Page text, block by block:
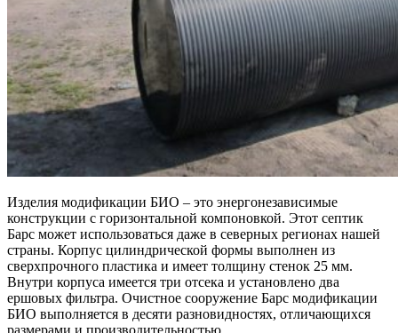
Изделия модификации БИО – это энергонезависимые
конструкции с горизонтальной компоновкой. Этот септик
Барс может использоваться даже в северных регионах нашей
страны. Корпус цилиндрической формы выполнен из
сверхпрочного пластика и имеет толщину стенок 25 мм.
Внутри корпуса имеется три отсека и установлено два
ершовых фильтра. Очистное сооружение Барс модификации
БИО выполняется в десяти разновидностях, отличающихся